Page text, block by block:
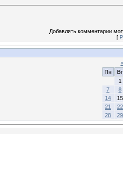
Добавлять комментарии
[
«
Пн
Вт
1
7
8
14
15
21
22
28
29